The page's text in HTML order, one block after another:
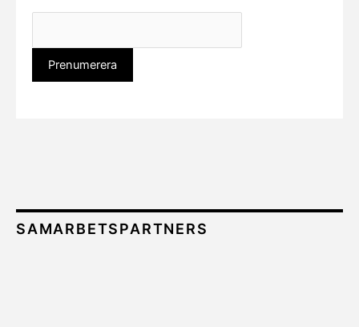
SAMARBETSPARTNERS